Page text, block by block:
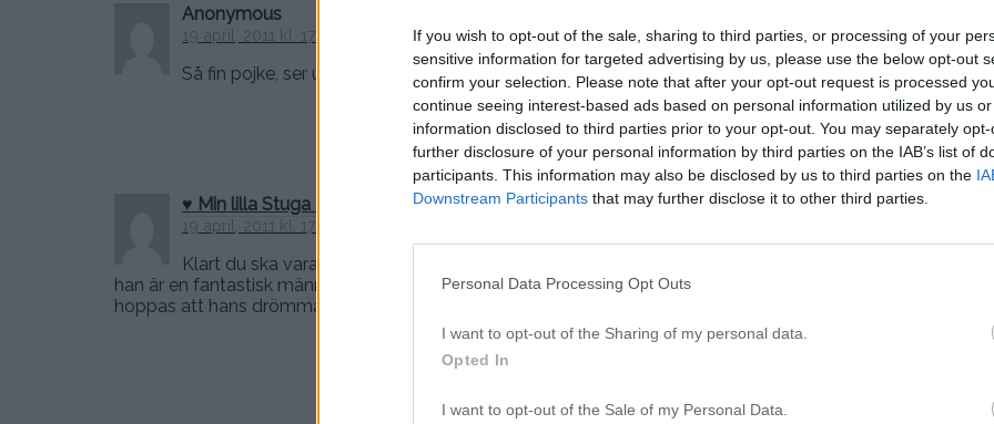
If you wish to opt-out of the sale, sharing to third parties, or processing of your
sensitive information for targeted advertising by us, please use the below opt-out
confirm your selection. Please note that after your opt-out request is processed
continue seeing interest-based ads based on personal information utilized by us
information disclosed to third parties prior to your opt-out. You may separately
further disclosure of your personal information by third parties on the IAB’s list of
participants. This information may also be disclosed by us to third parties on the
Downstream Participants that may further disclose it to other third parties.
Personal Data Processing Opt Outs
I want to opt-out of the Sharing of my personal data.
Opted In
I want to opt-out of the Sale of my Personal Data.
Anonymous
19 april, 2011 kl. 17:09
Så fin pojke, ser ut som en akademiker, typ läkare kke? 😉 Kram
♥ Min lilla Stuga ♥
19 april, 2011 kl. 17:47
Klart du ska vara stolt över din fina pojke! :)) Jag har själv en son och som jag är superstolt över och
han är en fantastisk människa som bryr sig om andra, glad, snäll och väldigt ambitiös. Han vill bli jurist och jag
hoppas att hans drömmar slår in. :)) Det bästa man har. Kram